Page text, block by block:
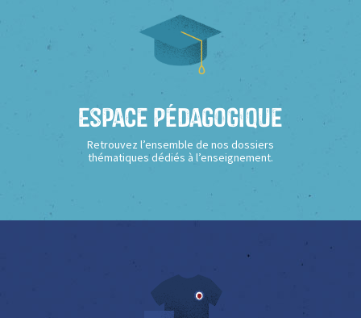
Espace Pédagogique
Retrouvez l’ensemble de nos dossiers
thématiques dédiés à l’enseignement.